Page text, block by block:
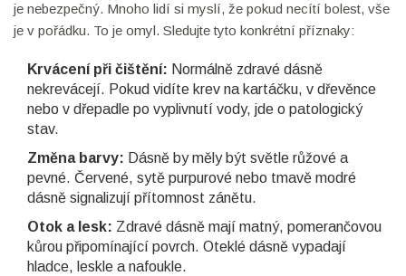
je nebezpečný. Mnoho lidí si myslí, že pokud necítí bolest, vše
je v pořádku. To je omyl. Sledujte tyto konkrétní příznaky:
Krvácení při čištění: Normálně zdravé dásně
nekrevácejí. Pokud vidíte krev na kartáčku, v dřevěnce
nebo v dřepadle po vyplivnutí vody, jde o patologický
stav.
Změna barvy: Dásně by měly být světle růžové a
pevné. Červené, sytě purpurové nebo tmavě modré
dásně signalizují přítomnost zánětu.
Otok a lesk: Zdravé dásně mají matný, pomerančovou
kůrou připomínající povrch. Oteklé dásně vypadají
hladce, leskle a nafoukle.